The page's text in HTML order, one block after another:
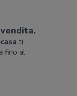
ti
fino al